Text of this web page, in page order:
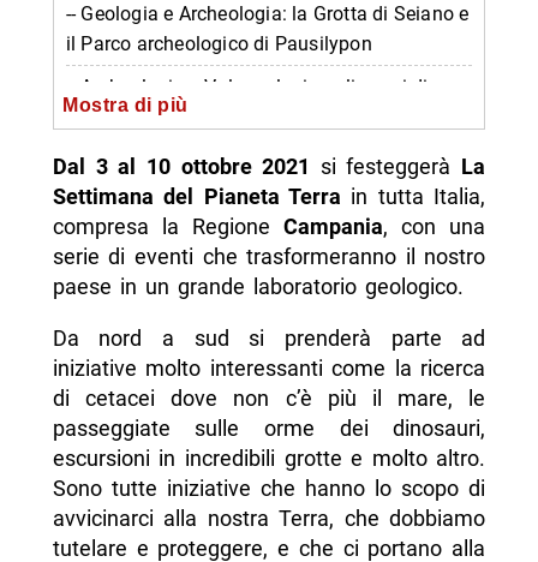
-- Geologia e Archeologia: la Grotta di Seiano e
il Parco archeologico di Pausilypon
-- Archeologia e Vulcanologia agli scavi di
Ercolano: devastazione e fascino di una
colpita dall’ eruzione del Vesuvio nel 79 d.
-- Creiamo con la Natura
- Informazioni sulla Settimana del Pianeta
Terra
-- Quando
-- Dove
-- Contatti e info
-- Scopri di più da Napolike.it
Mostra di più
Dal 3 al 10 ottobre 2021 si festeggerà La
Settimana del Pianeta Terra in tutta Italia,
compresa la RegioneCampania, con una
serie di eventi che trasformeranno il nostro
paese in un grande laboratorio geologico.
Da nord a sud si prenderà parte ad
iniziative molto interessanti come la ricerca
di cetacei dove non c’è più il mare, le
passeggiate sulle orme dei dinosauri,
escursioni in incredibili grotte e molto altro.
Sono tutte iniziative che hanno lo scopo di
avvicinarci alla nostra Terra, che dobbiamo
tutelare e proteggere, e che ci portano alla